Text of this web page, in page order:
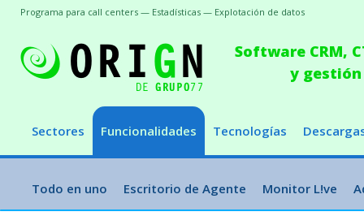
Software CRM,
y
Sectores Funcionalidades Tecnologías
Todo en uno Escritorio de Agente Monitor L!ve
Programa para call centers — Estadísticas — Explotación de datos